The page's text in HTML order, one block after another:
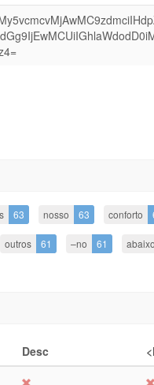
63 nosso 63 conforto
outros 61 –no 61 abaixo
Desc